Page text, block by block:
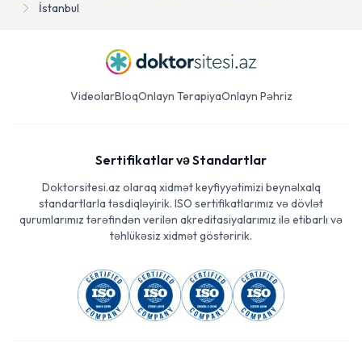
İstanbul
VideolarBloqOnlayn TerapiyaOnlayn Pəhriz
Sertifikatlar və Standartlar
Doktorsitesi.az olaraq xidmət keyfiyyətimizi beynəlxalq
standartlarla təsdiqləyirik. ISO sertifikatlarımız və dövlət
qurumlarımız tərəfindən verilən akreditasiyalarımız ilə etibarlı və
təhlükəsiz xidmət göstəririk.